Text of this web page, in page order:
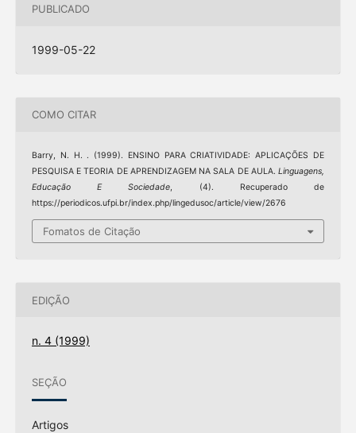
PUBLICADO
1999-05-22
COMO CITAR
Barry, N. H. . (1999). ENSINO PARA CRIATIVIDADE: APLICAÇÕES DE
PESQUISA E TEORIA DE APRENDIZAGEM NA SALA DE AULA.Linguagens,
Educação E Sociedade, (4). Recuperado de
https://periodicos.ufpi.br/index.php/lingedusoc/article/view/2676
Fomatos de Citação
EDIÇÃO
n. 4 (1999)
SEÇÃO
Artigos